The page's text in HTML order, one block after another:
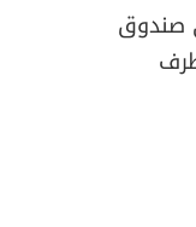
مليون درهم لدى صندوق